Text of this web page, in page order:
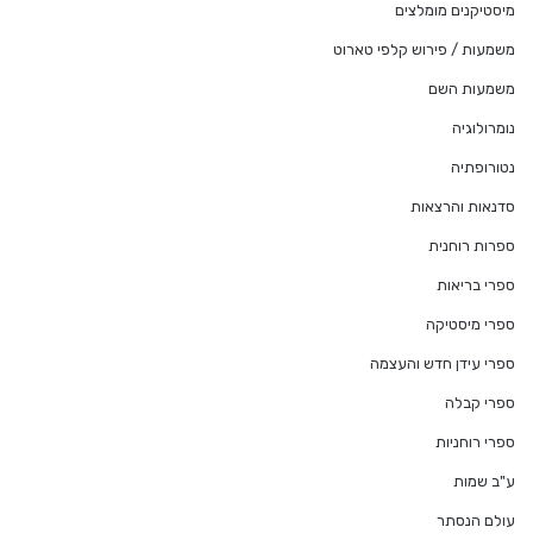
מיסטיקנים מומלצים
משמעות / פירוש קלפי טארוט
משמעות השם
נומרולוגיה
נטורופתיה
סדנאות והרצאות
ספרות רוחנית
ספרי בריאות
ספרי מיסטיקה
ספרי עידן חדש והעצמה
ספרי קבלה
ספרי רוחניות
ע"ב שמות
עולם הנסתר